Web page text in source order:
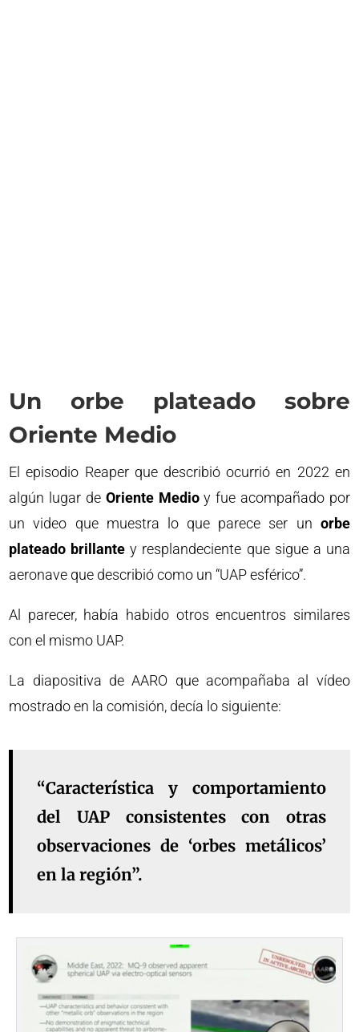
Un orbe plateado sobre
Oriente Medio
El episodio Reaper que describió ocurrió en 2022 en
algún lugar de Oriente Medioy fue acompañado por
un video que muestra lo que parece ser un orbe
plateado brillante y resplandeciente que sigue a una
aeronave que describió como un “UAP esférico”.
Al parecer, había habido otros encuentros similares
con el mismo UAP.
La diapositiva de AARO que acompañaba al vídeo
mostrado en la comisión, decía lo siguiente:
“Característica y comportamiento
del UAP consistentes con otras
observaciones de ‘orbes metálicos’
en la región”.